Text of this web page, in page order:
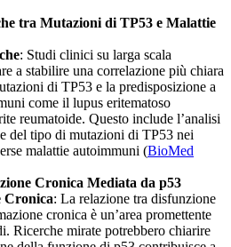
tra Mutazioni di TP53 e Malattie
: Studi clinici su larga scala
a stabilire una correlazione più chiara
di TP53 e la predisposizione a
come il lupus eritematoso
reumatoide. Questo include l’analisi
del tipo di mutazioni di TP53 nei
malattie autoimmuni​ (BioMed
Cronica Mediata da p53
Cronica: La relazione tra disfunzione
cronica è un’area promettente
Ricerche mirate potrebbero chiarire